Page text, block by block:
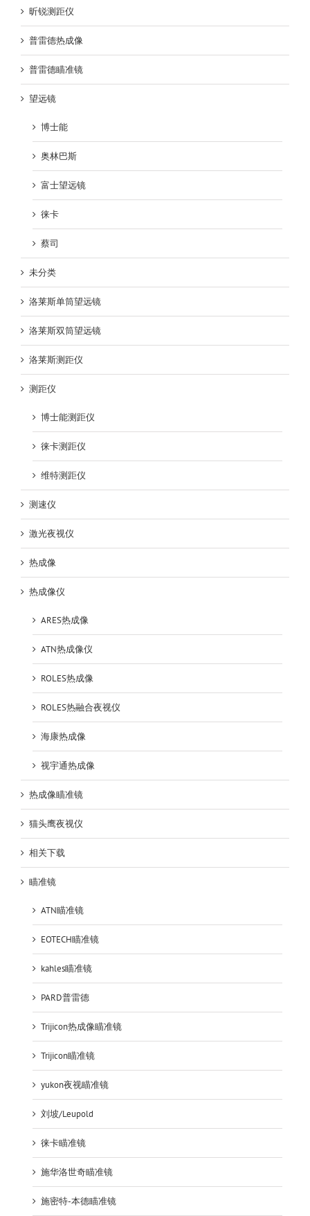
昕锐测距仪
普雷德热成像
普雷德瞄准镜
望远镜
博士能
奥林巴斯
富士望远镜
徕卡
蔡司
未分类
洛莱斯单筒望远镜
洛莱斯双筒望远镜
洛莱斯测距仪
测距仪
博士能测距仪
徕卡测距仪
维特测距仪
测速仪
激光夜视仪
热成像
热成像仪
ARES热成像
ATN热成像仪
ROLES热成像
ROLES热融合夜视仪
海康热成像
视宇通热成像
热成像瞄准镜
猫头鹰夜视仪
相关下载
瞄准镜
ATN瞄准镜
EOTECH瞄准镜
kahles瞄准镜
PARD普雷德
Trijicon热成像瞄准镜
Trijicon瞄准镜
yukon夜视瞄准镜
刘坡/Leupold
徕卡瞄准镜
施华洛世奇瞄准镜
施密特-本德瞄准镜